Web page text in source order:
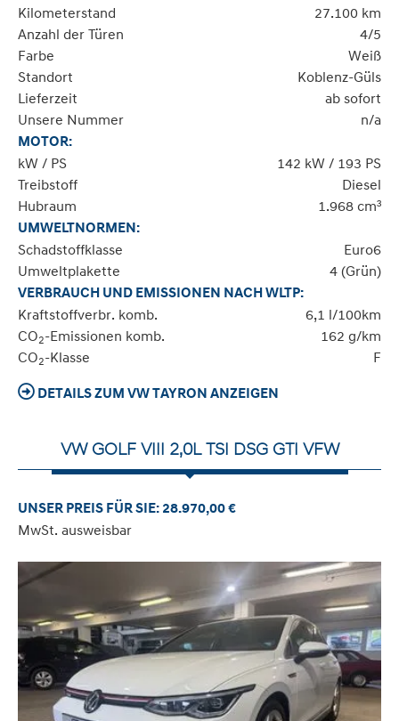
Kilometerstand
27.100 km
Anzahl der Türen
4/5
Farbe
Weiß
Standort
Koblenz-Güls
Lieferzeit
ab sofort
Unsere Nummer
n/a
MOTOR:
kW / PS
142 kW / 193 PS
Treibstoff
Diesel
Hubraum
1.968 cm³
UMWELTNORMEN:
Schadstoffklasse
Euro6
Umweltplakette
4 (Grün)
VERBRAUCH UND EMISSIONEN NACH WLTP:
Kraftstoffverbr. komb.
6,1 l/100km
CO2-Emissionen komb.
162 g/km
CO2-Klasse F
DETAILS ZUM VW TAYRON ANZEIGEN
VW GOLF VIII 2,0L TSI DSG GTI VFW
UNSER PREIS FÜR SIE: 28.970,00 €
MwSt. ausweisbar